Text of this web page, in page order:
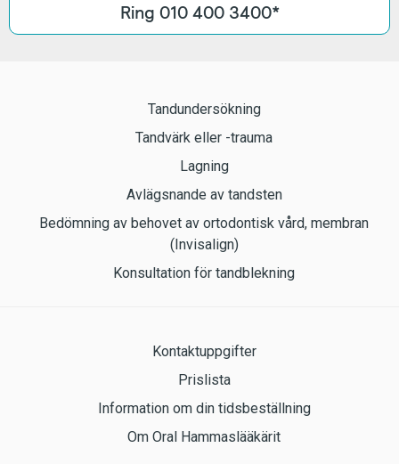
Ring 010 400 3400*
Tandundersökning
Tandvärk eller -trauma
Lagning
Avlägsnande av tandsten
Bedömning av behovet av ortodontisk vård, membran
(Invisalign)
Konsultation för tandblekning
Kontaktuppgifter
Prislista
Information om din tidsbeställning
Om Oral Hammaslääkärit